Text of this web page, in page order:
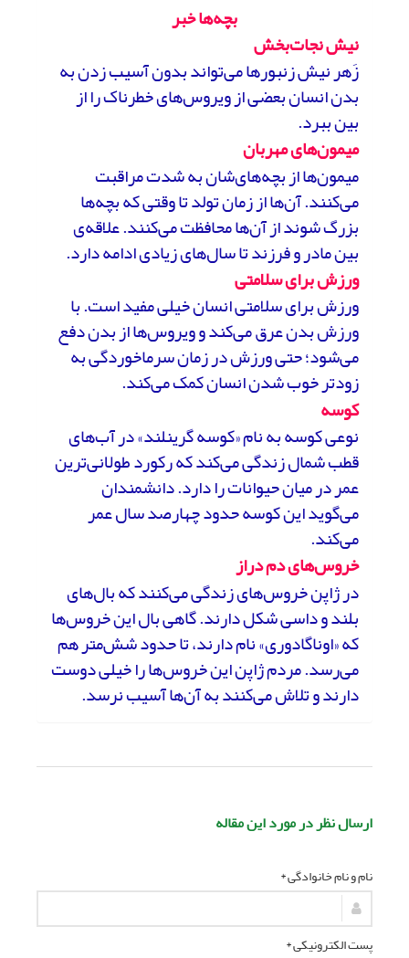
بچه‌ها خبر
نیش نجات‌بخش
زَهر نیش زنبورها می‌تواند بدون آسیب زدن به
بدن انسان بعضی از ویروس‌های خطرناک را از
بین ببرد.
میمون‌های مهربان
میمون‌ها از بچه‌های‌شان به شدت مراقبت
می‌کنند. آن‌ها از زمان تولد تا وقتی که بچه‌ها
بزرگ شوند از آن‌ها محافظت می‌کنند. علاقه‌ی
بین مادر و فرزند تا سال‌های زیادی ادامه دارد.
ورزش برای سلامتی
ورزش برای سلامتی انسان خیلی مفید است. با
ورزش بدن عرق می‌کند و ویروس‌ها از بدن دفع
می‌شود؛ حتی ورزش در زمان سرماخوردگی به
زودتر خوب شدن انسان کمک می‌کند.
کوسه
نوعی کوسه به نام «کوسه گرینلند» در آب‌‍‌های
قطب شمال زندگی می‌کند که رکورد طولانی‌ترین
عمر در میان حیوانات را دارد. دانشمندان
می‌گوید این کوسه حدود چهارصد سال عمر
می‌کند.
خروس‌های دم دراز
در ژاپن خروس‌های زندگی می‌کنند که بال‌های
بلند و داسی شکل دارند. گاهی بال این خروس‌ها
که «اوناگادوری» نام دارند، تا حدود شش‌متر هم
می‌رسد. مردم ژاپن این خروس‌ها را خیلی دوست
دارند و تلاش می‌کنند به آن‌ها آسیب نرسد.
ارسال نظر در مورد این مقاله
نام و نام خانوادگی *
پست الکترونیکی *